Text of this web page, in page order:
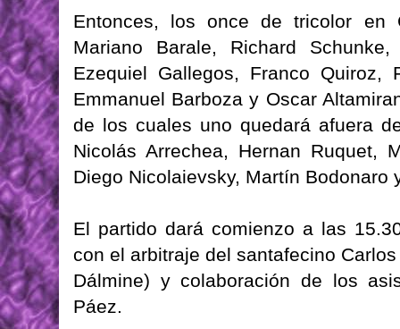
Entonces, los once de tricolor en
Mariano Barale, Richard
Ezequiel Gallegos, Franco Quiroz,
Emmanuel Barboza y Oscar
de los cuales uno quedará afuera
Nicolás Arrechea, Hernan Ruquet,
Diego Nicolaievsky, Martín Bodonaro
El partido dará comienzo a las
con el arbitraje del santafecino
Dálmine) y colaboración de los
Páez.